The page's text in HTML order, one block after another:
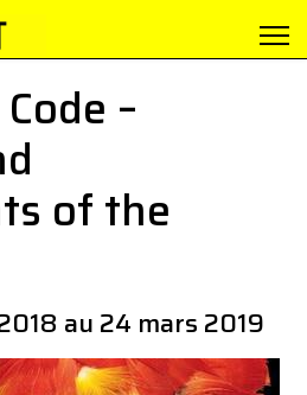
–
of the
au 24 mars 2019